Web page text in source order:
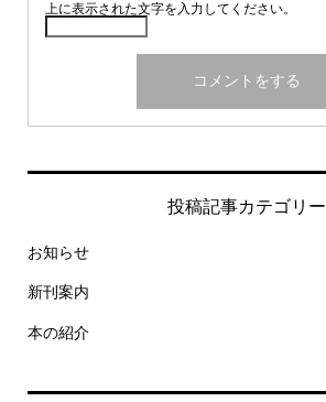
上に表示された文字を入力してください。
投稿記事カテゴリー
お知らせ
新刊案内
本の紹介